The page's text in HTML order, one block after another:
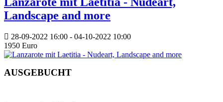
Landscape and more
28-09-2022 16:00 - 04-10-2022 10:00
1950 Euro
AUSGEBUCHT